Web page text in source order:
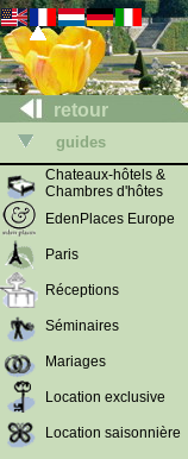
retour
guides
Chateaux-hôtels &
Chambres d'hôtes
EdenPlaces Europe
Paris
Réceptions
Séminaires
Mariages
Location exclusive
Location saisonnière